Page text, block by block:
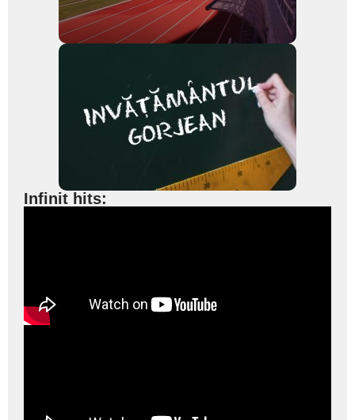
Infinit hits: